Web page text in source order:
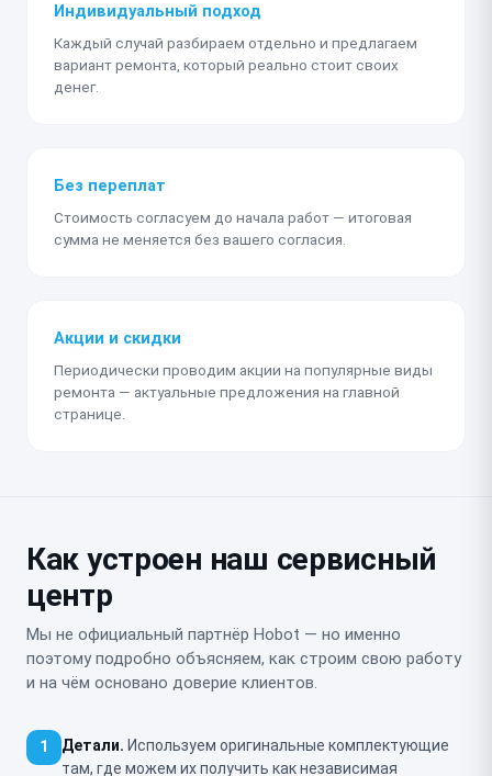
Индивидуальный подход
Каждый случай разбираем отдельно и предлагаем
вариант ремонта, который реально стоит своих
денег.
Без переплат
Стоимость согласуем до начала работ — итоговая
сумма не меняется без вашего согласия.
Акции и скидки
Периодически проводим акции на популярные виды
ремонта — актуальные предложения на главной
странице.
Как устроен наш сервисный
центр
Мы не официальный партнёр Hobot — но именно
поэтому подробно объясняем, как строим свою работу
и на чём основано доверие клиентов.
1 Детали. Используем оригинальные комплектующие
там, где можем их получить как независимая